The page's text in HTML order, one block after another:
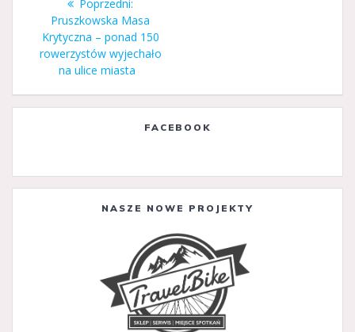
wpisu
Poprzedni:
wpis:
Pruszkowska Masa
Krytyczna – ponad 150
rowerzystów wyjechało
na ulice miasta
FACEBOOK
NASZE NOWE PROJEKTY